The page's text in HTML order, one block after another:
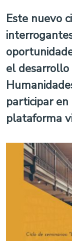
Este nuevo
el desarrollo
participar
plataforma